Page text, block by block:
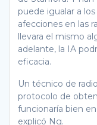
puede igualar a
afecciones en las
llevara el mismo
adelante, la IA
eficacia.
Un técnico de
protocolo de
funcionaría bien
explicó Ng.